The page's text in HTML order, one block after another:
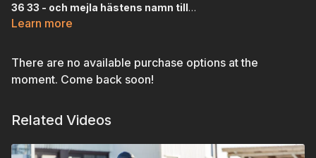
36 33 - och mejla hästens namn till
ossavelsvisning@toltriding.se
Om du inte har Swish kan du mejla oss och be om att
Stillbilderna som vi lägger som ikoner för filmerna är
tagna av Sabina Svenningsson och går att köpa
Mikrochip: 752098100684337
Uppfödare: Annika Ridington
Learn more
There are no available purchase options at the
moment. Come back soon!
Related Videos